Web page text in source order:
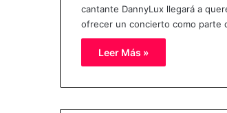
cantante DannyLux llegará a
ofrecer un concierto como parte
Leer Más »